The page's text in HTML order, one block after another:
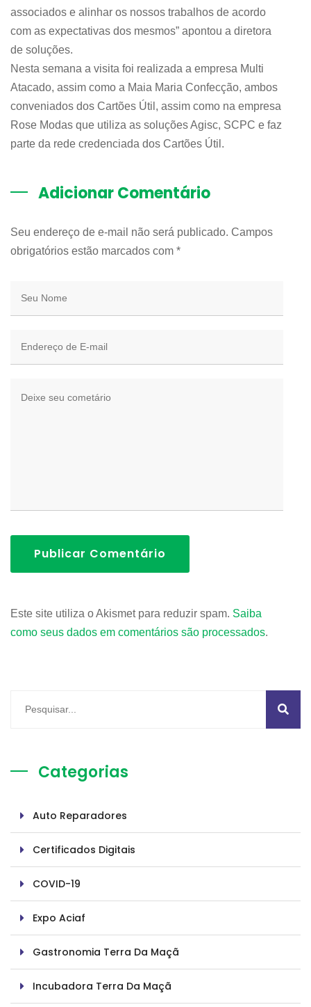
associados e alinhar os nossos trabalhos de acordo
com as expectativas dos mesmos” apontou a diretora
de soluções.
Nesta semana a visita foi realizada a empresa Multi
Atacado, assim como a Maia Maria Confecção, ambos
conveniados dos Cartões Útil, assim como na empresa
Rose Modas que utiliza as soluções Agisc, SCPC e faz
parte da rede credenciada dos Cartões Útil.
Adicionar Comentário
Seu endereço de e-mail não será publicado. Campos
obrigatórios estão marcados com *
Publicar Comentário
Este site utiliza o Akismet para reduzir spam. Saiba
como seus dados em comentários são processados.
Categorias
Auto Reparadores
Certificados Digitais
COVID-19
Expo Aciaf
Gastronomia Terra Da Maçã
Incubadora Terra Da Maçã